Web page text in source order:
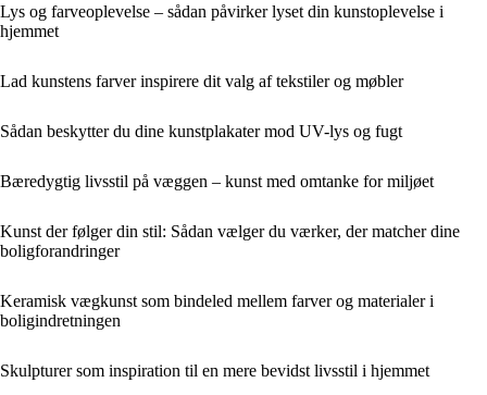
Lys og farveoplevelse – sådan påvirker lyset din kunstoplevelse i
hjemmet
Lad kunstens farver inspirere dit valg af tekstiler og møbler
Sådan beskytter du dine kunstplakater mod UV-lys og fugt
Bæredygtig livsstil på væggen – kunst med omtanke for miljøet
Kunst der følger din stil: Sådan vælger du værker, der matcher dine
boligforandringer
Keramisk vægkunst som bindeled mellem farver og materialer i
boligindretningen
Skulpturer som inspiration til en mere bevidst livsstil i hjemmet